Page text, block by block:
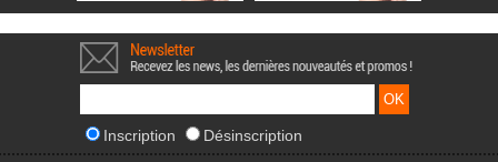
Inscription Désinscription